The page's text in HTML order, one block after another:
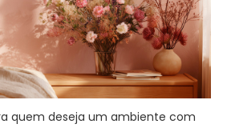
quem deseja um ambiente com